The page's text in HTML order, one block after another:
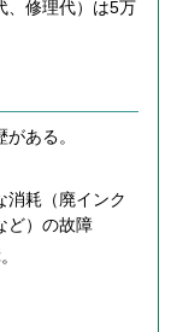
、修理代）は5万
ある。
消耗（廃インク
ど）の故障